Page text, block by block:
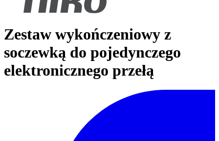
Zestaw wykończeniowy z
soczewką do pojedynczego
elektronicznego przełą